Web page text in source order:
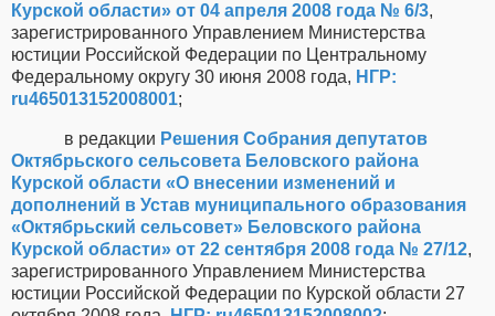
Курской области» от 04 апреля 2008 года № 6/3,
зарегистрированного Управлением Министерства
юстиции Российской Федерации по Центральному
Федеральному округу 30 июня 2008 года, НГР:
ru465013152008001;
в редакции Решения Собрания депутатов
Октябрьского сельсовета Беловского района
Курской области «О внесении изменений и
дополнений в Устав муниципального образования
«Октябрьский сельсовет» Беловского района
Курской области» от 22 сентября 2008 года № 27/12,
зарегистрированного Управлением Министерства
юстиции Российской Федерации по Курской области 27